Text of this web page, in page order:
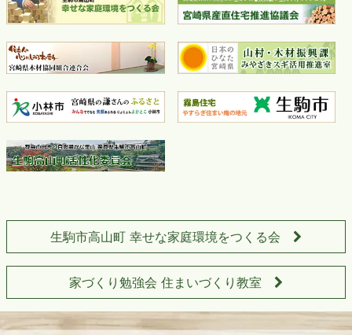
生駒市高山町 幸せな家庭環境をつくる会
家づくり勉強会 住まいづくり教室